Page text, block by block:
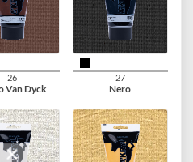
23
Viola
24
Terra di Siena